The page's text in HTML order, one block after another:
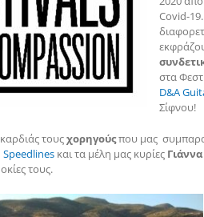
Covid-
στα
D&A
Σίφνου!
τουςχορηγούςπου μας
Speedlines και τα μέλη μας κυρίες
τους.